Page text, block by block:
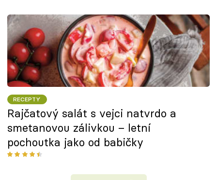
RECEPTY
Rajčatový salát s vejci natvrdo a
smetanovou zálivkou – letní
pochoutka jako od babičky